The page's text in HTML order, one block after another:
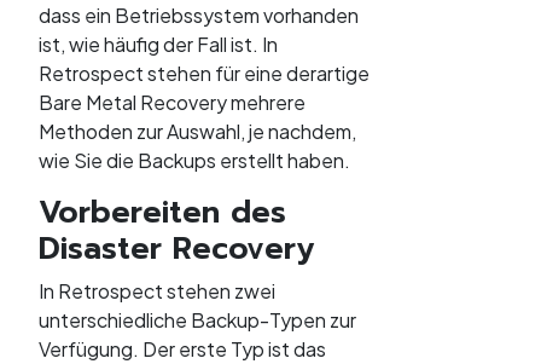
dass ein Betriebssystem vorhanden
ist, wie häufig der Fall ist. In
Retrospect stehen für eine derartige
Bare Metal Recovery mehrere
Methoden zur Auswahl, je nachdem,
wie Sie die Backups erstellt haben.
Vorbereiten des
Disaster Recovery
In Retrospect stehen zwei
unterschiedliche Backup-Typen zur
Verfügung. Der erste Typ ist das